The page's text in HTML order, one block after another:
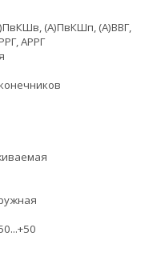
(А)ПвКШп, (А)ВВГ,
АРРГ